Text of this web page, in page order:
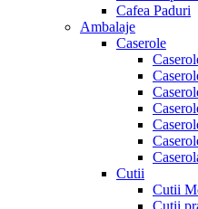
Cafea Paduri
Ambalaje
Caserole
Cutii
Cutii
Cutii